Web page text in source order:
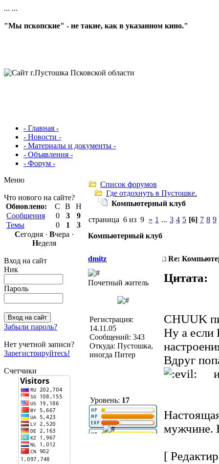
... ...
"Мы пскопские" - не такие, как в указанном кино."
- Главная -
- Новости -
- Материалы и документы -
- Объявления -
- Форум -
Меню
Что нового на сайте?
Обновлено:
С В
Н
Сообщения
0 3
9
Темы
0 1
3
Сегодня · Вчера ·
Неделя
Вход на сайт
Ник
Пароль
Забыли пароль?
Нет учетной записи?
Зарегистрируйтесь!
Счетчики
Список форумов
Где отдохнуть в Пустошке.
Компьютерный клуб
страница 6 из 9 « 1 ... 3 4 5 [6] 7 8 9
Компьютерный клуб
dmitz Re:
Почетный житель
Регистрация:
14.11.05
Сообщений: 343
Откуда: Пустошка,
иногда Питер
Уровень: 17
Цитата:
CHUUK
Ну а если
Вдруг
мужчине.
[